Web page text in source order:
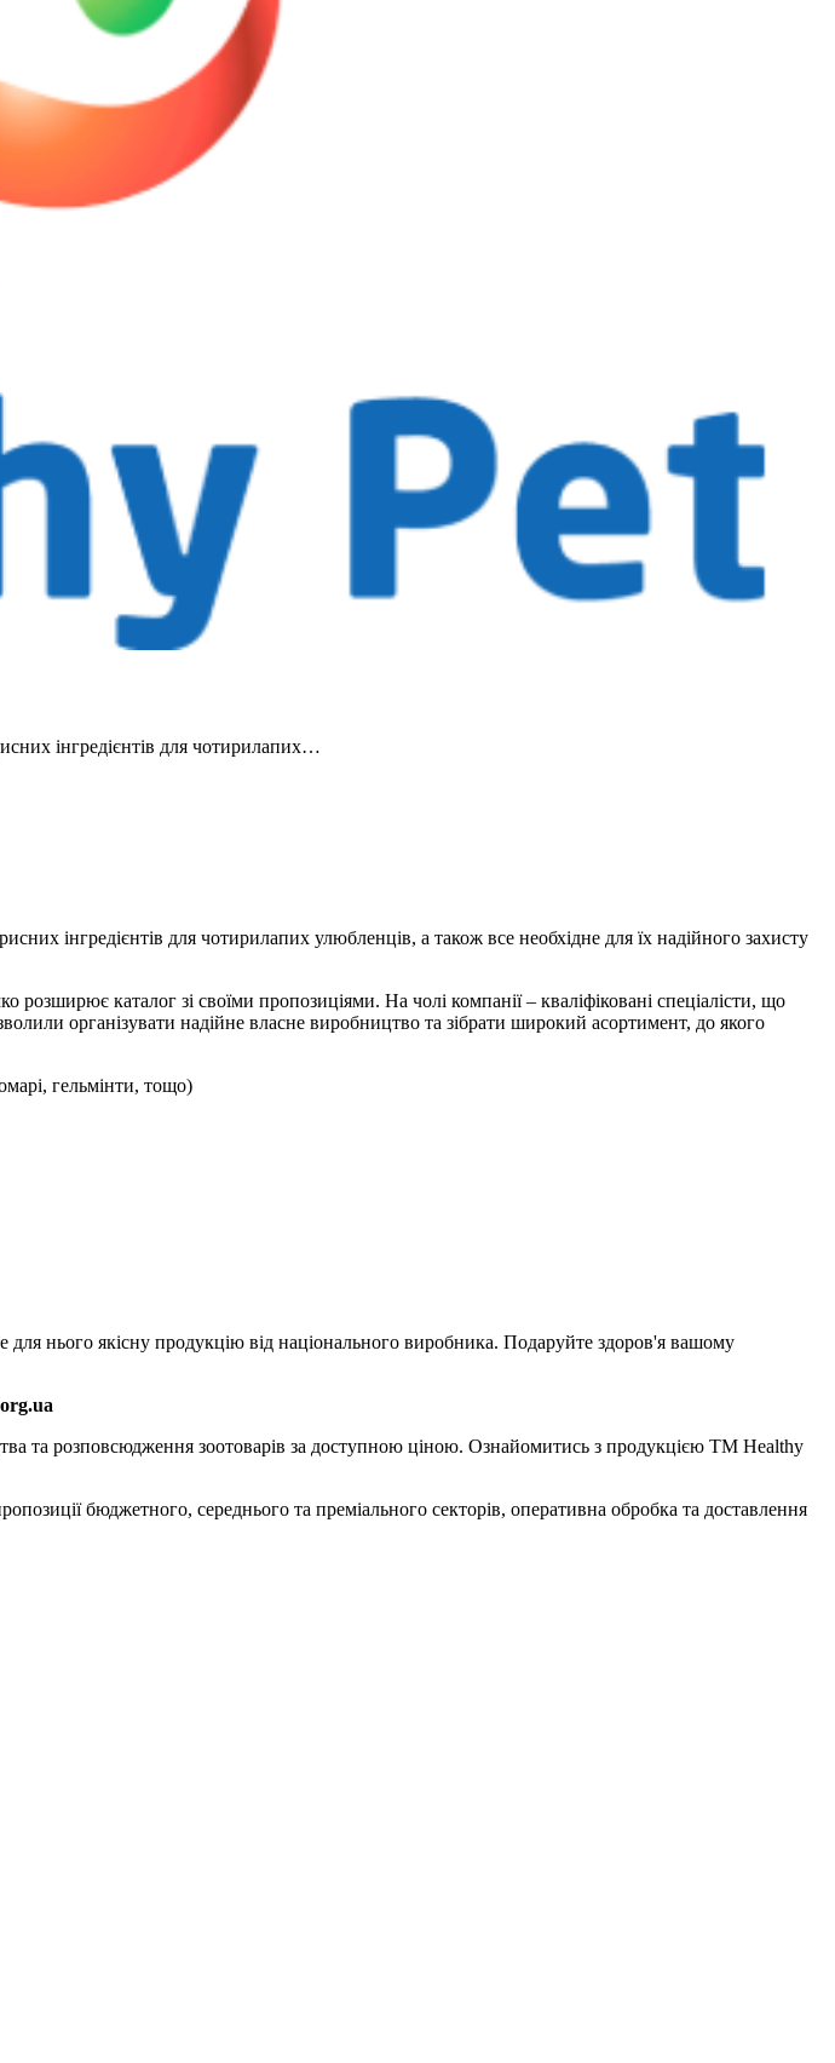
інгредієнтів для чотирилапих…
інгредієнтів для чотирилапих улюбленців, а також все необхідне для їх надійного захисту
розширює каталог зі своїми пропозиціями. На чолі компанії – кваліфіковані спеціалісти, що
організувати надійне власне виробництво та зібрати широкий асортимент, до якого
гельмінти, тощо)
для нього якісну продукцію від національного виробника. Подаруйте здоров'я вашому
org.ua
та розповсюдження зоотоварів за доступною ціною. Ознайомитись з продукцією ТМ Healthy
бюджетного, середнього та преміального секторів, оперативна обробка та доставлення